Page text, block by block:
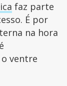
faz parte
É por
na hora
é
ventre